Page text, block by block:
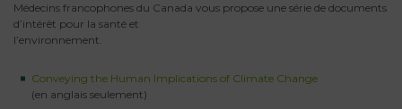
Médecins francophones du Canada vous propose une série de documents
d’intérêt pour la santé et
l’environnement.
Conveying the Human Implications of Climate Change
(en anglais seulement)